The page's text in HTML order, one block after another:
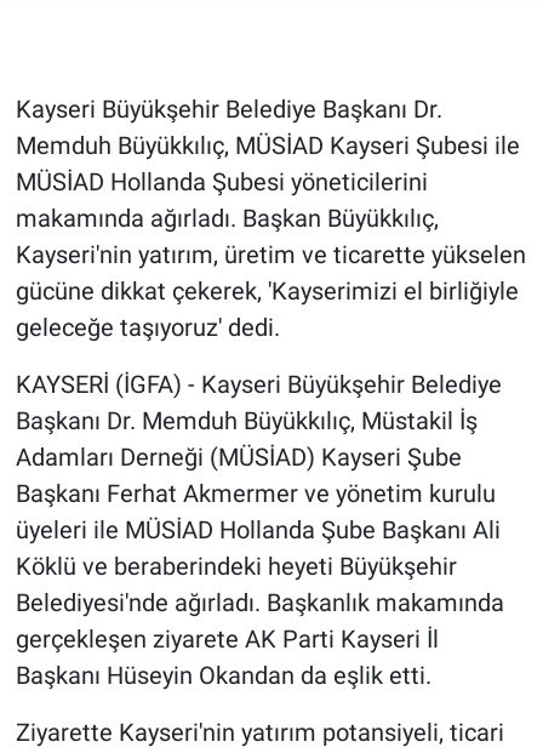
Kayseri Büyükşehir Belediye Başkanı Dr.
Memduh Büyükkılıç, MÜSİAD Kayseri Şubesi ile
MÜSİAD Hollanda Şubesi yöneticilerini
makamında ağırladı. Başkan Büyükkılıç,
Kayseri'nin yatırım, üretim ve ticarette yükselen
gücüne dikkat çekerek, 'Kayserimizi el birliğiyle
geleceğe taşıyoruz' dedi.
KAYSERİ (İGFA) - Kayseri Büyükşehir Belediye
Başkanı Dr. Memduh Büyükkılıç, Müstakil İş
Adamları Derneği (MÜSİAD) Kayseri Şube
Başkanı Ferhat Akmermer ve yönetim kurulu
üyeleri ile MÜSİAD Hollanda Şube Başkanı Ali
Köklü ve beraberindeki heyeti Büyükşehir
Belediyesi'nde ağırladı. Başkanlık makamında
gerçekleşen ziyarete AK Parti Kayseri İl
Başkanı Hüseyin Okandan da eşlik etti.
Ziyarette Kayseri'nin yatırım potansiyeli, ticari